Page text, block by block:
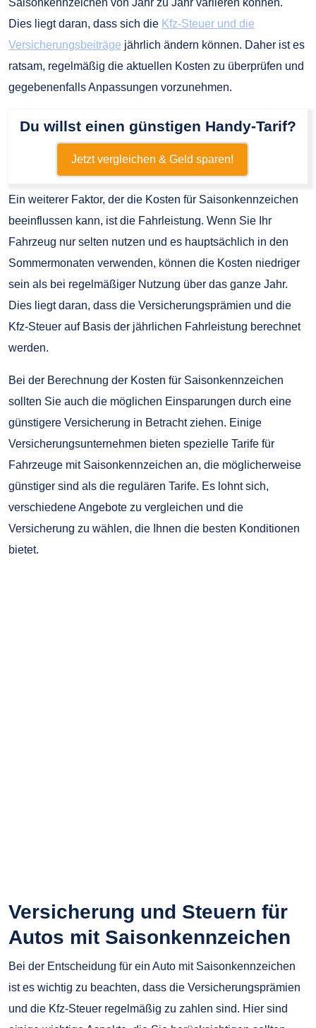
Saisonkennzeichen von Jahr zu Jahr variieren können.
Dies liegt daran, dass sich die Kfz-Steuer und die
Versicherungsbeiträge jährlich ändern können. Daher ist es
ratsam, regelmäßig die aktuellen Kosten zu überprüfen und
gegebenenfalls Anpassungen vorzunehmen.
Du willst einen günstigen Handy-Tarif?
Jetzt vergleichen & Geld sparen!
Ein weiterer Faktor, der die Kosten für Saisonkennzeichen
beeinflussen kann, ist die Fahrleistung. Wenn Sie Ihr
Fahrzeug nur selten nutzen und es hauptsächlich in den
Sommermonaten verwenden, können die Kosten niedriger
sein als bei regelmäßiger Nutzung über das ganze Jahr.
Dies liegt daran, dass die Versicherungsprämien und die
Kfz-Steuer auf Basis der jährlichen Fahrleistung berechnet
werden.
Bei der Berechnung der Kosten für Saisonkennzeichen
sollten Sie auch die möglichen Einsparungen durch eine
günstigere Versicherung in Betracht ziehen. Einige
Versicherungsunternehmen bieten spezielle Tarife für
Fahrzeuge mit Saisonkennzeichen an, die möglicherweise
günstiger sind als die regulären Tarife. Es lohnt sich,
verschiedene Angebote zu vergleichen und die
Versicherung zu wählen, die Ihnen die besten Konditionen
bietet.
Versicherung und Steuern für
Autos mit Saisonkennzeichen
Bei der Entscheidung für ein Auto mit Saisonkennzeichen
ist es wichtig zu beachten, dass die Versicherungsprämien
und die Kfz-Steuer regelmäßig zu zahlen sind. Hier sind